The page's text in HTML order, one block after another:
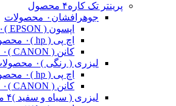
پرینتر تک کاره۴ محصول
جوهرافشان ۰ محصولات
اپسون ( EPSON )
۰ محصولات
اچ پی ( hp )
۰ محصولات
کانن ( CANON )
۰ محصولات
لیزری ( رنگی )۰ محصولات
اچ پی ( hp )
۰ محصولات
کانن ( CANON )
۰ محصولات
لیزری ( سیاه و سفید )۴ محصول